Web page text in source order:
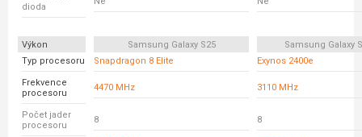
dioda
Výkon Samsung Galaxy S25
Samsung Galaxy
Typ procesoru
Snapdragon 8 Elite Exynos 2400e
Frekvence
procesoru
4470 MHz 3110 MHz
Počet jader
procesoru
8 8